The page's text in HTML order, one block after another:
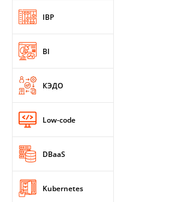
IBP
BI
КЭДО
Low-code
DBaaS
Kubernetes